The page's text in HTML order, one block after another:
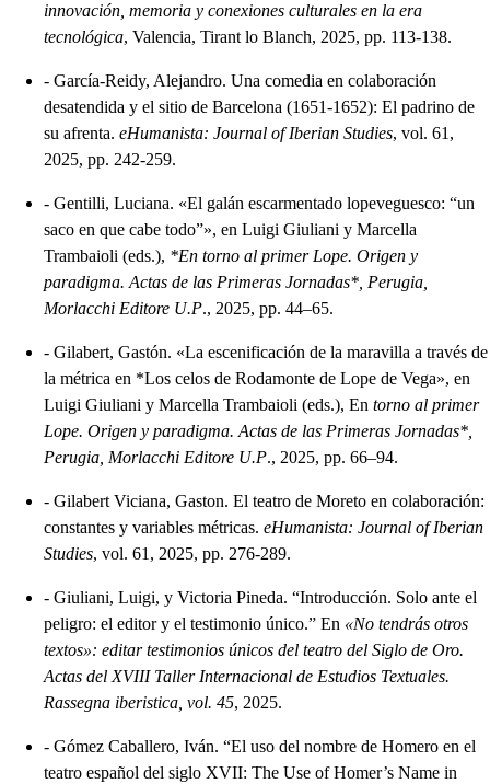
innovación, memoria y conexiones culturales en la era
tecnológica, Valencia, Tirant lo Blanch, 2025, pp. 113-138.
- García-Reidy, Alejandro. Una comedia en colaboración
desatendida y el sitio de Barcelona (1651-1652): El padrino de
su afrenta. eHumanista: Journal of Iberian Studies, vol. 61,
2025, pp. 242-259.
- Gentilli, Luciana. «El galán escarmentado lopeveguesco: “un
saco en que cabe todo”», en Luigi Giuliani y Marcella
Trambaioli (eds.), *En torno al primer Lope. Origen y
paradigma. Actas de las Primeras Jornadas*, Perugia,
Morlacchi Editore U.P., 2025, pp. 44–65.
- Gilabert, Gastón. «La escenificación de la maravilla a través de
la métrica en *Los celos de Rodamonte de Lope de Vega», en
Luigi Giuliani y Marcella Trambaioli (eds.), En torno al primer
Lope. Origen y paradigma. Actas de las Primeras Jornadas*,
Perugia, Morlacchi Editore U.P., 2025, pp. 66–94.
- Gilabert Viciana, Gaston. El teatro de Moreto en colaboración:
constantes y variables métricas. eHumanista: Journal of Iberian
Studies, vol. 61, 2025, pp. 276-289.
- Giuliani, Luigi, y Victoria Pineda. “Introducción. Solo ante el
peligro: el editor y el testimonio único.” En «No tendrás otros
textos»: editar testimonios únicos del teatro del Siglo de Oro.
Actas del XVIII Taller Internacional de Estudios Textuales.
Rassegna iberistica, vol. 45, 2025.
- Gómez Caballero, Iván. “El uso del nombre de Homero en el
teatro español del siglo XVII: The Use of Homer’s Name in